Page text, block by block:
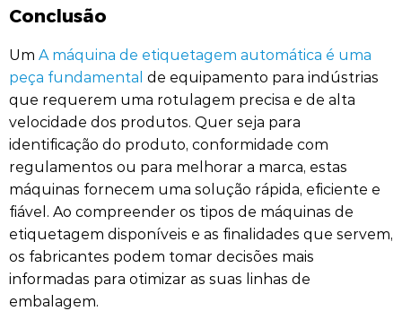
Conclusão
Um A máquina de etiquetagem automática é uma
peça fundamental de equipamento para indústrias
que requerem uma rotulagem precisa e de alta
velocidade dos produtos. Quer seja para
identificação do produto, conformidade com
regulamentos ou para melhorar a marca, estas
máquinas fornecem uma solução rápida, eficiente e
fiável. Ao compreender os tipos de máquinas de
etiquetagem disponíveis e as finalidades que servem,
os fabricantes podem tomar decisões mais
informadas para otimizar as suas linhas de
embalagem.